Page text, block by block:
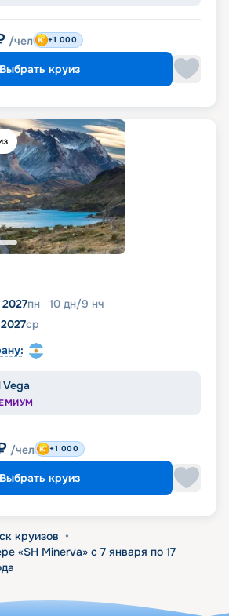
/чел +1 000
Выбрать круиз
пн 10 дн/9 нч
ср
Vega
/чел +1 000
Выбрать круиз
круизов •
«SH Minerva» с 7 января по 17